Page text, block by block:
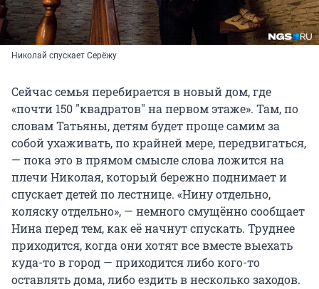
Николай спускает Серёжу
Сейчас семья перебирается в новый дом, где
«почти 150 "квадратов" на первом этаже». Там, по
словам Татьяны, детям будет проще самим за
собой ухаживать, по крайней мере, передвигаться,
— пока это в прямом смысле слова ложится на
плечи Николая, который бережно поднимает и
спускает детей по лестнице. «Нину отдельно,
коляску отдельно», — немного смущённо сообщает
Нина перед тем, как её начнут спускать. Труднее
приходится, когда они хотят все вместе выехать
куда-то в город — приходится либо кого-то
оставлять дома, либо ездить в несколько заходов.